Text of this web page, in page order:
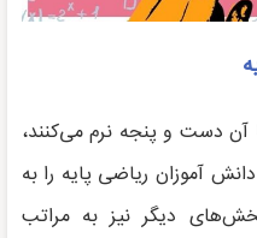
آن دست و پنجه نرم می‌کنند،
آموزان ریاضی پایه را به
دیگر نیز به مراتب